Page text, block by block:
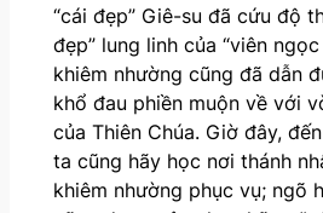
“cái đẹp” Giê-su đã cứu độ
đẹp” lung linh của “viên
khiêm nhường cũng đã dẫn
khổ đau phiền muộn về với
của Thiên Chúa. Giờ đây,
ta cũng hãy học nơi thánh
khiêm nhường phục vụ; ngõ